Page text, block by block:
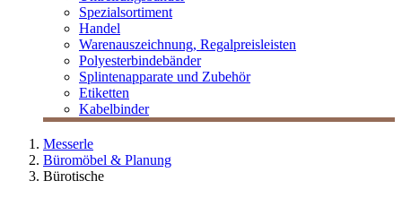
Spezialsortiment
Handel
Warenauszeichnung, Regalpreisleisten
Polyesterbindebänder
Splintenapparate und Zubehör
Etiketten
Kabelbinder
Messerle
Büromöbel & Planung
Bürotische